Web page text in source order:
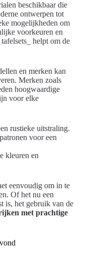
beschikbaar die
ontwerpen tot
mogelijkheden om
voorkeuren en
helpt om de
en merken kan
Merken zoals
hoogwaardige
voor elke
rustieke uitstraling.
voor een
kleuren en
eenvoudig om in te
Of het nu een
is, het gebruik van de
met prachtige